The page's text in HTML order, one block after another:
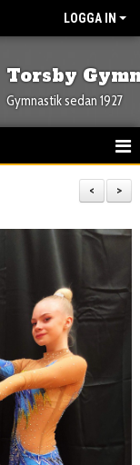
LOGGA IN
Torsby
Gymnastik sedan 1927
>
<